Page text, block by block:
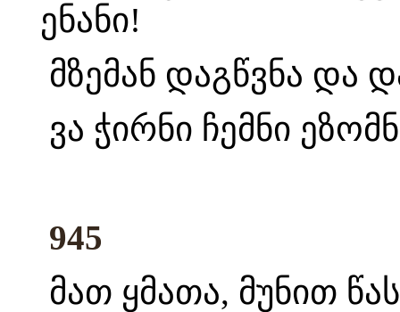
ენანი!
მზემან დაგწვნა და
ვა ჭირნი ჩემნი
945
მათ ყმათა, მუნით